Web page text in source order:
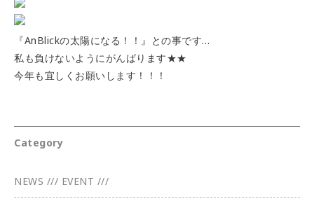
『AnBlickの太陽になる！！』との事です…
私も負けないようにがんばります★★
今年も宜しくお願いします！！！
Category
NEWS /// EVENT ///